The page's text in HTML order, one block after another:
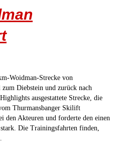
Woidman-Strecke von
zum Diebstein und zurück nach
ausgestattete Strecke, die
Thurmansbanger Skilift
den Akteuren und forderte den einen
Die Trainingsfahrten finden,